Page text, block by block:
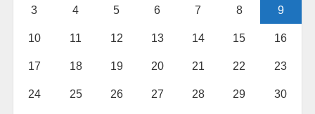
3 4 5 6 7 8 9
10 11 12 13 14 15 16
17 18 19 20 21 22 23
24 25 26 27 28 29 30